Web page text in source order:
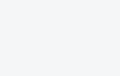
votre commentaire ou posez
Transcash : cartes
bancaire... : à lire